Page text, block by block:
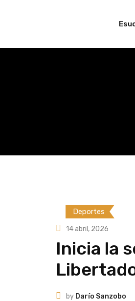
Deportes
14 abril, 2026
Inicia la
by Darío Sanzobo